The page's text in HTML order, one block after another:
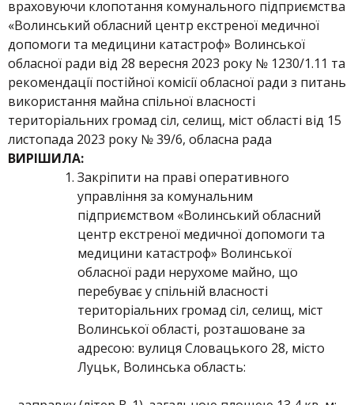
враховуючи клопотання комунального підприємства
«Волинський обласний центр екстреної медичної
допомоги та медицини катастроф» Волинської
обласної ради від 28 вересня 2023 року № 1230/1.11 та
рекомендації постійної комісії обласної ради з питань
використання майна спільної власності
територіальних громад сіл, селищ, міст області від 15
листопада 2023 року № 39/6, обласна рада
ВИРІШИЛА:
Закріпити на праві оперативного
управління за комунальним
підприємством «Волинський обласний
центр екстреної медичної допомоги та
медицини катастроф» Волинської
обласної ради нерухоме майно, що
перебуває у спільній власності
територіальних громад сіл, селищ, міст
Волинської області, розташоване за
адресою: вулиця Словацького 28, місто
Луцьк, Волинська область: